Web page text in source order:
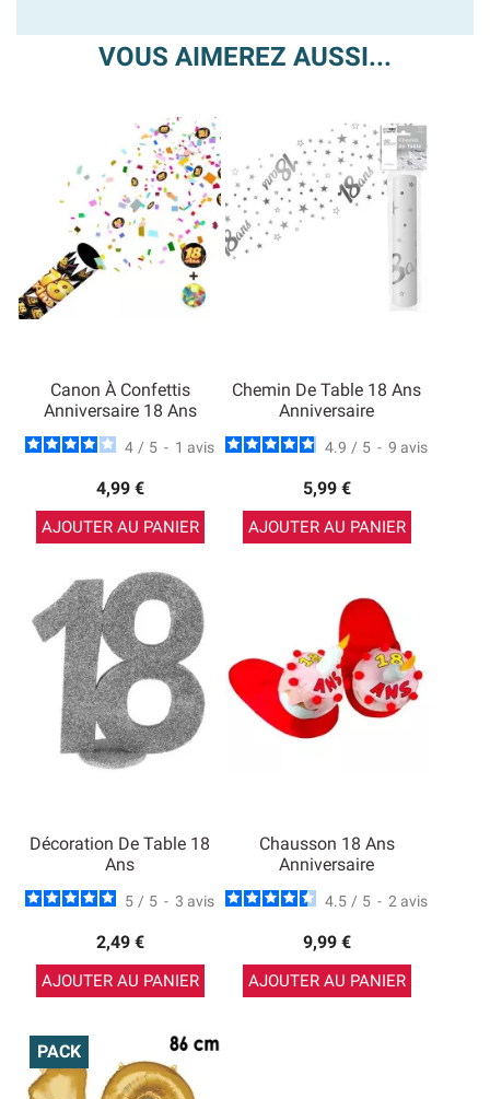
VOUS AIMEREZ AUSSI...
Canon À Confettis
Anniversaire 18 Ans
4 / 5 - 1 avis
4,99 €
AJOUTER AU PANIER
Chemin De Table 18 Ans
Anniversaire
4.9 / 5 - 9 avis
5,99 €
AJOUTER AU PANIER
Décoration De Table 18
Ans
5 / 5 - 3 avis
2,49 €
AJOUTER AU PANIER
Chausson 18 Ans
Anniversaire
4.5 / 5 - 2 avis
9,99 €
AJOUTER AU PANIER
PACK